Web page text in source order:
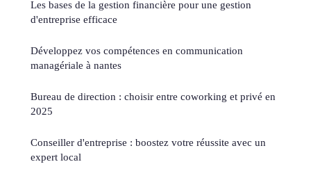
Les bases de la gestion financière pour une gestion
d'entreprise efficace
Développez vos compétences en communication
managériale à nantes
Bureau de direction : choisir entre coworking et privé en
2025
Conseiller d'entreprise : boostez votre réussite avec un
expert local